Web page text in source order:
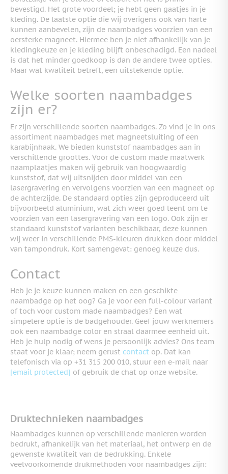
bevestigd. Het grote voordeel; je hebt geen gaatjes in je
kleding. De laatste optie die wij overigens ook van harte
kunnen aanbevelen, zijn de naambadges voorzien van een
oersterke magneet. Hiermee ben je niet afhankelijk van je
kledingkeuze en je kleding blijft onbeschadigd. Een nadeel
is dat het minder goedkoop is dan de andere twee opties.
Maar wat kwaliteit betreft, een uitstekende optie.
Welke soorten naambadges
zijn er?
Er zijn verschillende soorten naambadges. Zo vind je in ons
assortiment naambadges met magneetsluiting of een
karabijnhaak. We bieden kunststof naambadges aan in
verschillende groottes. Voor de custom made maatwerk
naamplaatjes maken wij gebruik van hoogwaardig
kunststof, dat wij uitsnijden door middel van een
lasergravering en vervolgens voorzien van een magneet op
de achterzijde. De standaard opties zijn geproduceerd uit
bijvoorbeeld aluminium, wat zich weer goed leent om te
voorzien van een lasergravering van een logo. Ook zijn er
standaard kunststof varianten beschikbaar, deze kunnen
wij weer in verschillende PMS-kleuren drukken door middel
van tampondruk. Kort samengevat: genoeg keuze dus.
Contact
Heb je je keuze kunnen maken en een geschikte
naambadge op het oog? Ga je voor een full-colour variant
of toch voor custom made naambadges? Een wat
simpelere optie is de badgehouder. Geef jouw werknemers
ook een naambadge color en straal daarmee eenheid uit.
Heb je hulp nodig of wens je persoonlijk advies? Ons team
staat voor je klaar; neem gerust contact op. Dat kan
telefonisch via op +31 315 200 010, stuur een e-mail naar
[email protected] of gebruik de chat op onze website.
Druktechnieken naambadges
Naambadges kunnen op verschillende manieren worden
bedrukt, afhankelijk van het materiaal, het ontwerp en de
gewenste kwaliteit van de bedrukking. Enkele
veelvoorkomende drukmethoden voor naambadges zijn: